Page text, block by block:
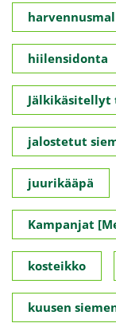
hiilensidonta
jalostetut
juurikääpä
Kampanjat
kosteikko
kuusen